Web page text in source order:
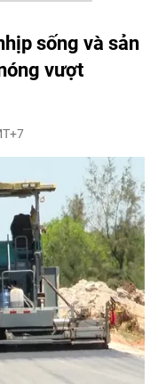
sống và sản
vượt